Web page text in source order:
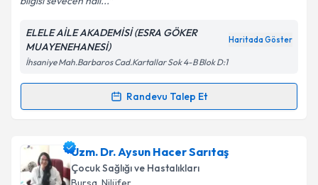
Kişisel verilerimin işlenmesine ilişkin
Aydınlatma
Metni'ni okudum ve kişisel verilerimin belirtilen
kapsamda işlenmesini kabul ediyorum.
Takvim Talebini Gönder
ELELE AİLE AKADEMİSİ (ESRA GÖKER
MUAYENEHANESİ)
Haritada Göster
İhsaniye Mah.Barbaros Cad.Kartallar Sok 4-B Blok D:1
Randevu Talep Et
Randevu Takvimi Talebi
Uzm. Dr. Esra Gökeriçin randevu takvimi talebi
oluşturun. Size bu uzmandan randevu almanız için bir
takvim hazırlandığında e-posta ile bilgilendireceğiz.
Uzm. Dr. Aysun Hacer Sarıtaş
Çocuk Sağlığı ve Hastalıkları